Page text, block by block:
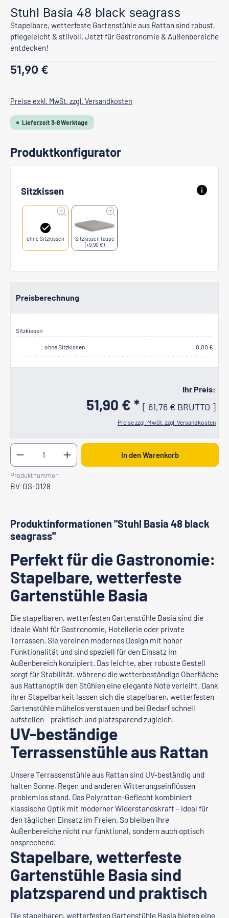
Stuhl Basia 48 black seagrass
Stapelbare, wetterfeste Gartenstühle aus Rattan sind robust,
pflegeleicht & stilvoll. Jetzt für Gastronomie & Außenbereiche
entdecken!
Regulärer Preis:
51,90 €
Preise exkl. MwSt. zzgl. Versandkosten
Lieferzeit 3-8 Werktage
Produktkonfigurator
Sitzkissen
ohne Sitzkissen
Sitzkissen taupe
(+9,90 €)
Preisberechnung
Sitzkissen
ohne Sitzkissen 0,00 €
Ihr Preis:
51,90 € * [ 61,76 € BRUTTO ]
Preise zzgl. MwSt. zzgl. Versandkosten
Produkt Anzahl: Gib den gewünschten Wert ein
In den Warenkorb
Produktnummer:
BV-OS-0128
Produktinformationen "Stuhl Basia 48 black
seagrass"
Perfekt für die Gastronomie:
Stapelbare, wetterfeste
Gartenstühle Basia
Die stapelbaren, wetterfesten Gartenstühle Basia sind die
ideale Wahl für Gastronomie, Hotellerie oder private
Terrassen. Sie vereinen modernes Design mit hoher
Funktionalität und sind speziell für den Einsatz im
Außenbereich konzipiert. Das leichte, aber robuste Gestell
sorgt für Stabilität, während die wetterbeständige Oberfläche
aus Rattanoptik den Stühlen eine elegante Note verleiht. Dank
ihrer Stapelbarkeit lassen sich die stapelbaren, wetterfesten
Gartenstühle mühelos verstauen und bei Bedarf schnell
aufstellen – praktisch und platzsparend zugleich.
UV-beständige
Terrassenstühle aus Rattan
Unsere Terrassenstühle aus Rattan sind UV-beständig und
halten Sonne, Regen und anderen Witterungseinflüssen
problemlos stand. Das Polyrattan-Geflecht kombiniert
klassische Optik mit moderner Widerstandskraft – ideal für
den täglichen Einsatz im Freien. So bleiben Ihre
Außenbereiche nicht nur funktional, sondern auch optisch
ansprechend.
Stapelbare, wetterfeste
Gartenstühle Basia sind
platzsparend und praktisch
Die stapelbaren, wetterfesten Gartenstühle Basia bieten eine